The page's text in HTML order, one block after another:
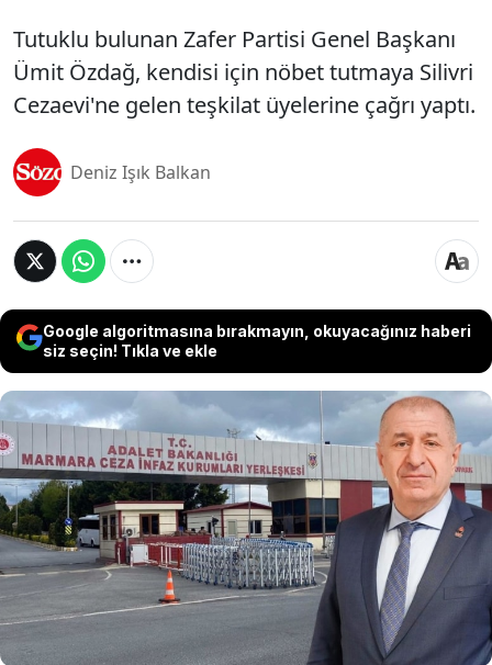
Tutuklu bulunan Zafer Partisi Genel Başkanı
Ümit Özdağ, kendisi için nöbet tutmaya Silivri
Cezaevi'ne gelen teşkilat üyelerine çağrı yaptı.
Deniz Işık Balkan
Google algoritmasına bırakmayın, okuyacağınız haberi
siz seçin! Tıkla ve ekle
Tutuklu bulunan Zafer Partisi Genel
Başkanı Ümit Özdağ, kendisi için nöbet
tutmaya Silivri Cezaevi'ne gelen teşkilat
üyelerine çağrı yaptı.